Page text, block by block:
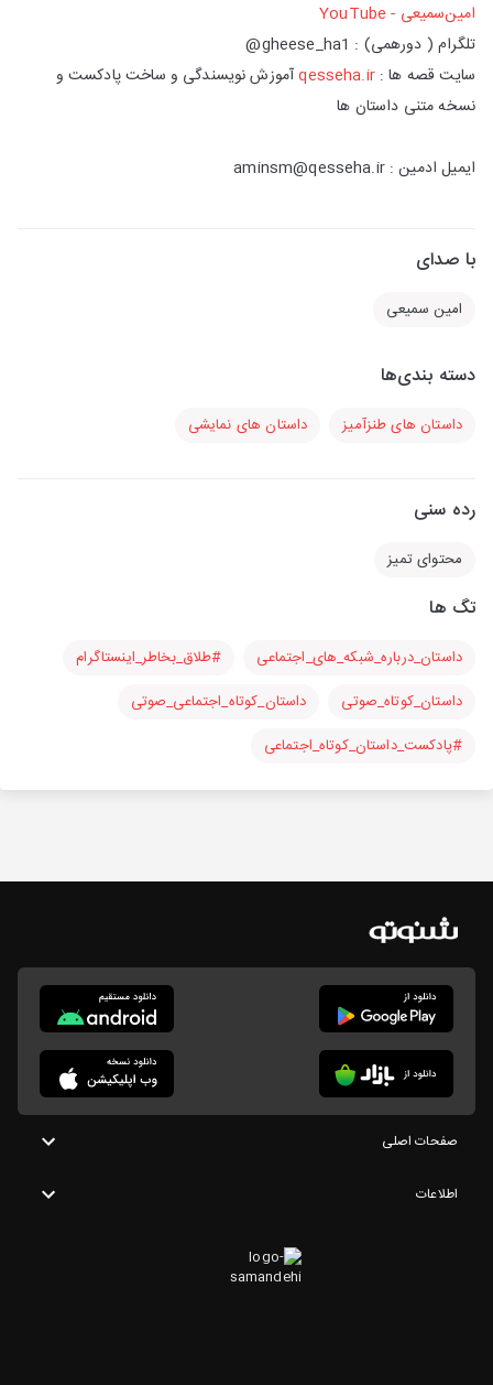
امین‌سمیعی - YouTube
تلگرام ( دورهمی) : gheese_ha1@
سایت قصه ها :qesseha.irآموزش نویسندگی و ساخت پادکست و
نسخه متنی داستان ها
ایمیل ادمین : aminsm@qesseha.ir
با صدای
امین سمیعی
دسته بندی‌ها
داستان های طنزآمیز داستان های نمایشی
رده سنی
محتوای تمیز
تگ ها
داستان_درباره_شبکه_های_اجتماعی
#طلاق_بخاطر_اینستاگرام
داستان_کوتاه_صوتی
داستان_کوتاه_اجتماعی_صوتی
#پادکست_داستان_کوتاه_اجتماعی
صفحات اصلی
اطلاعات